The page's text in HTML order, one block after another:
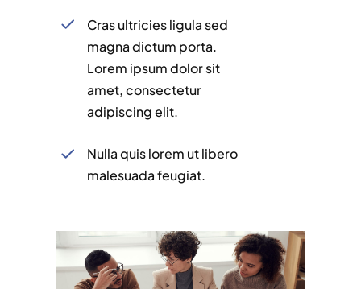
Cras ultricies ligula sed
magna dictum porta.
Lorem ipsum dolor sit
amet, consectetur
adipiscing elit.
Nulla quis lorem ut libero
malesuada feugiat.